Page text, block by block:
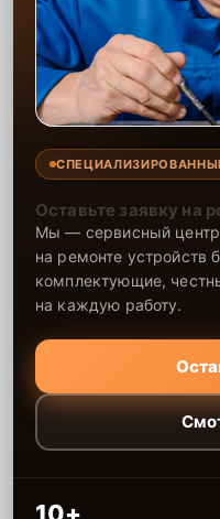
Оставьте заявку на
Мы — сервисный
на ремонте устройств
комплектующие,
на каждую работу.
10+